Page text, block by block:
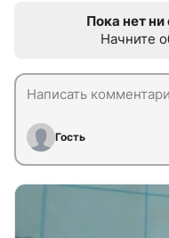
Пока нет
Начните
Гость